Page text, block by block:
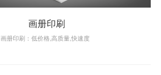
画册印刷
画册印刷：低价格,高质量,快速度